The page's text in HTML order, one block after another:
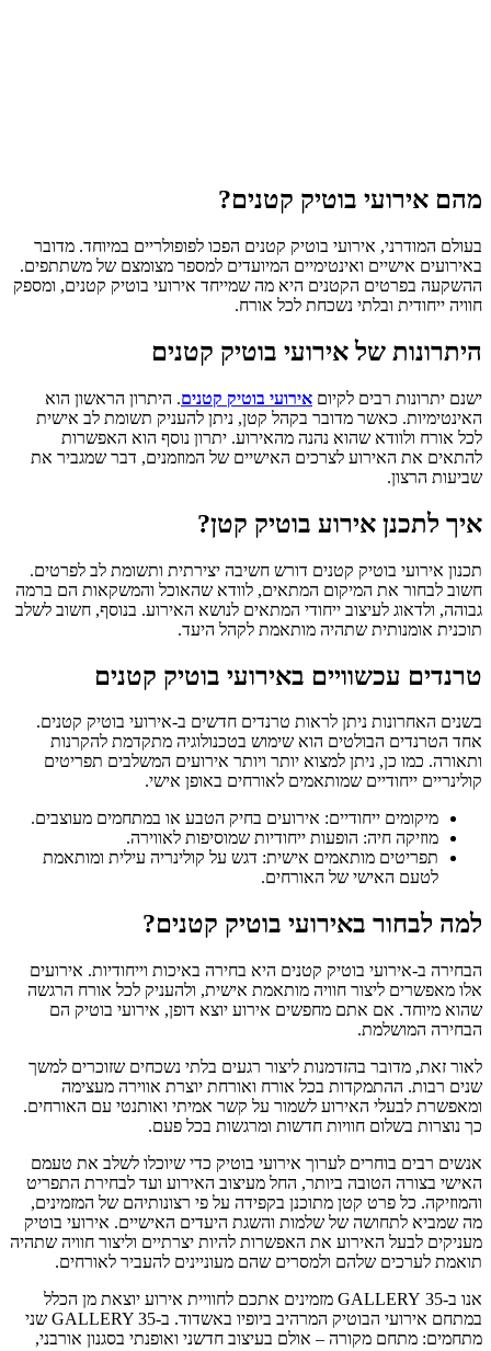
מהם אירועי בוטיק קטנים?
בעולם המודרני, אירועי בוטיק קטנים הפכו לפופולריים במיוחד. מדובר
באירועים אישיים ואינטימיים המיועדים למספר מצומצם של משתתפים.
ההשקעה בפרטים הקטנים היא מה שמייחד אירועי בוטיק קטנים, ומספק
חוויה ייחודית ובלתי נשכחת לכל אורח.
היתרונות של אירועי בוטיק קטנים
ישנם יתרונות רבים לקיום אירועי בוטיק קטנים. היתרון הראשון הוא
האינטימיות. כאשר מדובר בקהל קטן, ניתן להעניק תשומת לב אישית
לכל אורח ולוודא שהוא נהנה מהאירוע. יתרון נוסף הוא האפשרות
להתאים את האירוע לצרכים האישיים של המוזמנים, דבר שמגביר את
שביעות הרצון.
איך לתכנן אירוע בוטיק קטן?
תכנון אירועי בוטיק קטנים דורש חשיבה יצירתית ותשומת לב לפרטים.
חשוב לבחור את המיקום המתאים, לוודא שהאוכל והמשקאות הם ברמה
גבוהה, ולדאוג לעיצוב ייחודי המתאים לנושא האירוע. בנוסף, חשוב לשלב
תוכנית אומנותית שתהיה מותאמת לקהל היעד.
טרנדים עכשוויים באירועי בוטיק קטנים
בשנים האחרונות ניתן לראות טרנדים חדשים ב-אירועי בוטיק קטנים.
אחד הטרנדים הבולטים הוא שימוש בטכנולוגיה מתקדמת להקרנות
ותאורה. כמו כן, ניתן למצוא יותר ויותר אירועים המשלבים תפריטים
קולינריים ייחודיים שמותאמים לאורחים באופן אישי.
מיקומים ייחודיים: אירועים בחיק הטבע או במתחמים מעוצבים.
מוזיקה חיה: הופעות ייחודיות שמוסיפות לאווירה.
תפריטים מותאמים אישית: דגש על קולינריה עילית ומותאמת
לטעם האישי של האורחים.
למה לבחור באירועי בוטיק קטנים?
הבחירה ב-אירועי בוטיק קטנים היא בחירה באיכות וייחודיות. אירועים
אלו מאפשרים ליצור חוויה מותאמת אישית, ולהעניק לכל אורח הרגשה
שהוא מיוחד. אם אתם מחפשים אירוע יוצא דופן, אירועי בוטיק הם
הבחירה המושלמת.
לאור זאת, מדובר בהזדמנות ליצור רגעים בלתי נשכחים שזוכרים למשך
שנים רבות. ההתמקדות בכל אורח ואורחת יוצרת אווירה מעצימה
ומאפשרת לבעלי האירוע לשמור על קשר אמיתי ואותנטי עם האורחים.
כך נוצרות בשלום חוויות חדשות ומרגשות בכל פעם.
אנשים רבים בוחרים לערוך אירועי בוטיק כדי שיוכלו לשלב את טעמם
האישי בצורה הטובה ביותר, החל מעיצוב האירוע ועד לבחירת התפריט
והמוזיקה. כל פרט קטן מתוכנן בקפידה על פי רצונותיהם של המזמינים,
מה שמביא לתחושה של שלמות והשגת היעדים האישיים. אירועי בוטיק
מעניקים לבעל האירוע את האפשרות להיות יצרתיים וליצור חוויה שתהיה
תואמת לערכים שלהם ולמסרים שהם מעוניינים להעביר לאורחים.
אנו ב-35 GALLERY מזמינים אתכם לחוויית אירוע יוצאת מן הכלל
במתחם אירועי הבוטיק המרהיב ביופיו באשדוד. ב-GALLERY 35 שני
מתחמים: מתחם מקורה – אולם בעיצוב חדשני ואופנתי בסגנון אורבני,